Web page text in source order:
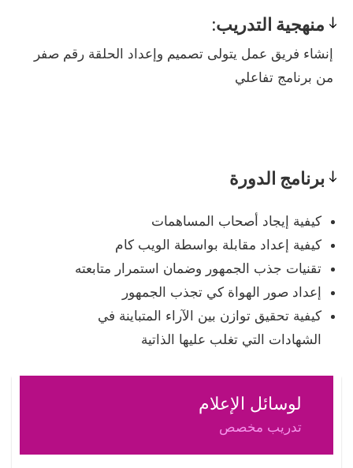
منهجية التدريب:
Pedagogy
إنشاء فريق عمل يتولى تصميم وإعداد الحلقة رقم صفر
من برنامج تفاعلي
برنامج الدورة
كيفية إيجاد أصحاب المساهمات
كيفية إعداد مقابلة بواسطة الويب كام
تقنيات جذب الجمهور وضمان استمرار متابعته
إعداد صور الهواة كي تجذب الجمهور
كيفية تحقيق توازن بين الآراء المتباينة في
الشهادات التي تغلب عليها الذاتية
لوسائل الإعلام
تدريب مخصص